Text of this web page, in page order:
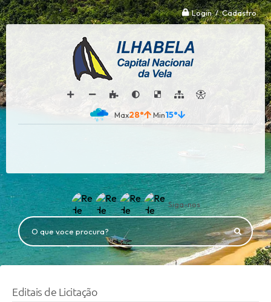
Login / Cadastro
28° 15°
Siga-nos
O que voce procura?
Editais de Licitação